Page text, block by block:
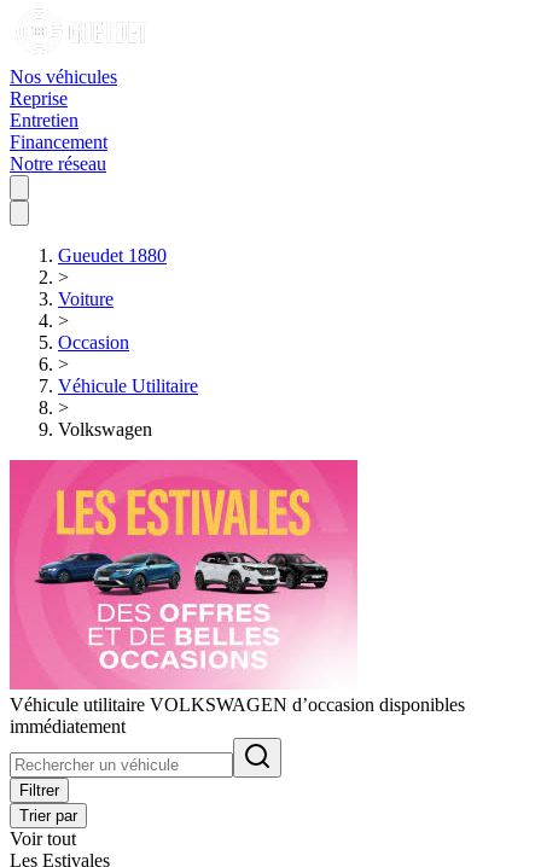
Nos véhicules
Reprise
Entretien
Financement
Notre réseau
Gueudet 1880
>
Voiture
>
Occasion
>
Véhicule Utilitaire
>
Volkswagen
Véhicule utilitaire VOLKSWAGEN d’occasion disponibles
immédiatement
Filtrer
Trier par
Voir tout
Les Estivales